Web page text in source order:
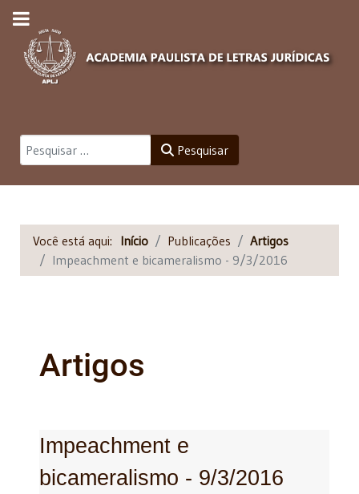
Pesquisar Pesquisar
Você está aqui: Início Publicações
Artigos
Impeachment e bicameralismo - 9/3/2016
Artigos
Impeachment e
bicameralismo - 9/3/2016